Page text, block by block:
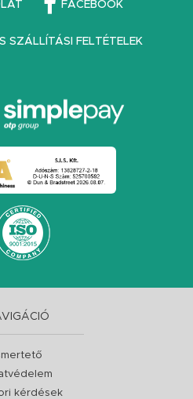
FACEBOOK
SZÁLLÍTÁSI FELTÉTELEK
kérdések